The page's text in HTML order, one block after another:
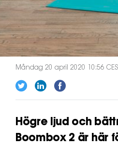
Måndag 20 april 2020 10:56
Högre ljud och
Boombox 2 är här